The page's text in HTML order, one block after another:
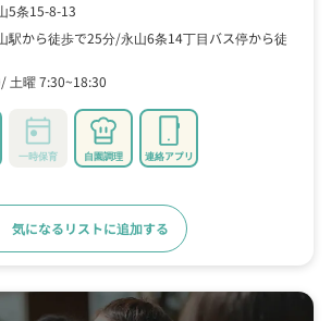
5条15-8-13
駅から徒歩で25分 永山6条14丁目バス停から徒
土曜 7:30~18:30
一時保育 自園調理 連絡アプリ
気になるリストに追加する